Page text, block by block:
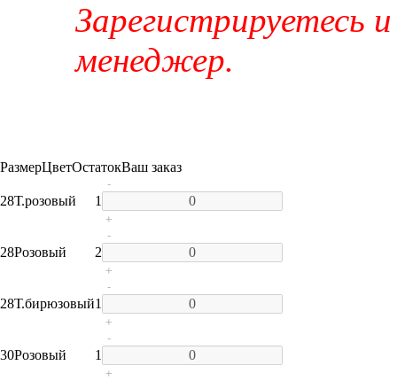
Зарегистрируетесь
менеджер.
РазмерЦветОстатокВаш заказ
28Т.розовый 1
-
+
28Розовый 2
-
+
28Т.бирюзовый1
-
+
30Розовый 1
-
+